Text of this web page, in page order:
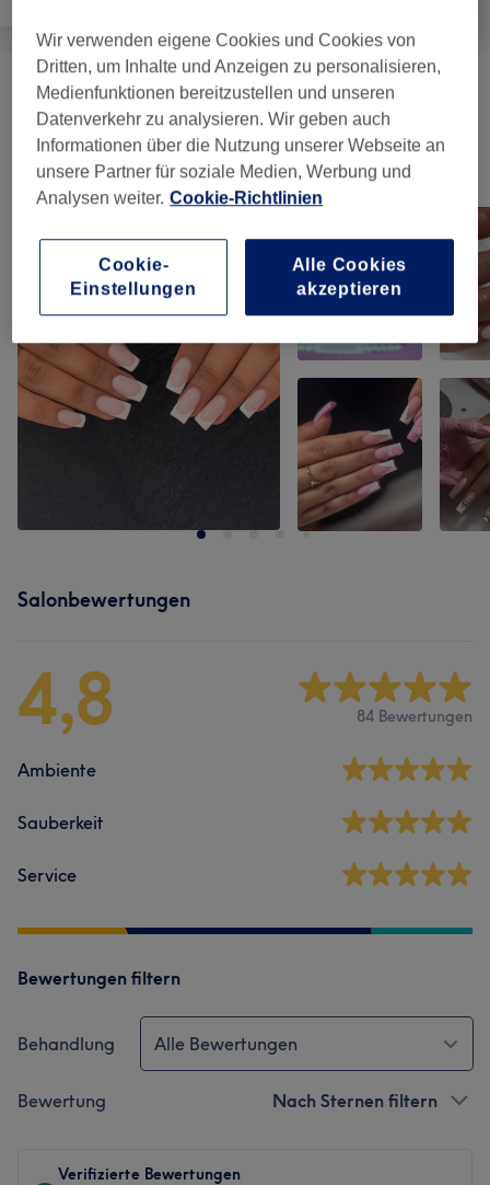
Massagen (1) ab 79 €
Unsere Arbeit
Bild anklicken für weitere Details
Salonbewertungen
4,8 84 Bewertungen
Ambiente
Sauberkeit
Service
Bewertungen filtern
Behandlung Alle Bewertungen
Bewertung Nach Sternen filtern
Verifizierte Bewertungen
Wir verwenden eigene Cookies und Cookies von
Dritten, um Inhalte und Anzeigen zu personalisieren,
Medienfunktionen bereitzustellen und unseren
Datenverkehr zu analysieren. Wir geben auch
Informationen über die Nutzung unserer Webseite an
unsere Partner für soziale Medien, Werbung und
Analysen weiter. Cookie-Richtlinien
Cookie-
Einstellungen
Alle Cookies
akzeptieren